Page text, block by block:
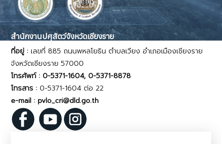
สำนักงานปศุสัตว์จังหวัดเชียงราย
ที่อยู่ :เลขที่ 885 ถนนพหลโยธิน ตำบลเวียง อำเภอเมืองเชียงราย
จังหวัดเชียงราย 57000
โทรศัพท์ : 0-5371-1604, 0-5371-8878
โทรสาร : 0-5371-1604 ต่อ 22
e-mail : pvlo_cri@dld.go.th